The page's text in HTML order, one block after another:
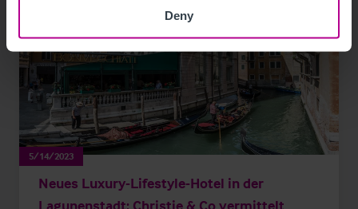
Deny
5/14/2023
Neues Luxury-Lifestyle-Hotel in der